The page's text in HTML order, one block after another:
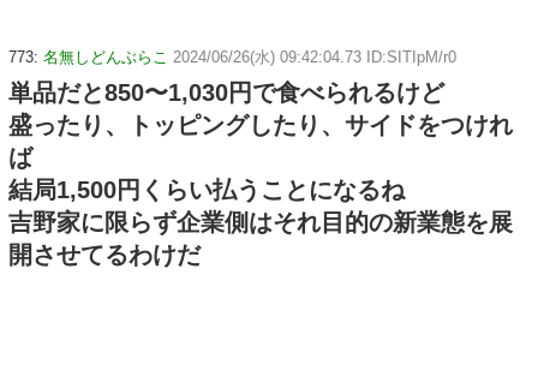
773: 名無しどんぶらこ 2024/06/26(水) 09:42:04.73 ID:SITIpM/r0
単品だと850〜1,030円で食べられるけど
盛ったり、トッピングしたり、サイドをつけれ
ば
結局1,500円くらい払うことになるね
吉野家に限らず企業側はそれ目的の新業態を展
開させてるわけだ